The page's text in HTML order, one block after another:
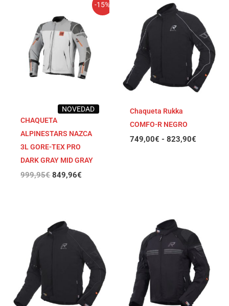
-15%
NOVEDAD
CHAQUETA
ALPINESTARS NAZCA
3L GORE-TEX PRO
DARK GRAY MID GRAY
999,95€
original
era:
999,95€.
849,96€
precio
es:
849,96€.
Chaqueta Rukka
COMFO-R NEGRO
749,00€ - 823,90€
precios:
desde
749,00€
hasta
823,90€
precios:
desde
749,00€
hasta
823,90€
precios:
desde
749,00€
hasta
823,90€